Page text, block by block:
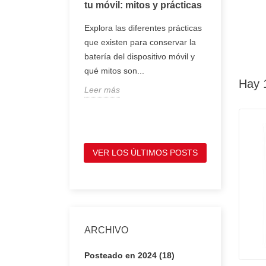
tu móvil: mitos y prácticas
Explora las diferentes prácticas
que existen para conservar la
batería del dispositivo móvil y
qué mitos son...
Leer más
antes de
VER LOS ÚLTIMOS POSTS
ARCHIVO
Posteado en 2024 (18)
Hay